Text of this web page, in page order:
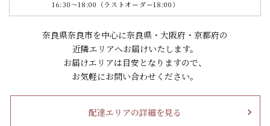
16:30～18:00（ラストオーダー18:00）
奈良県奈良市を中心に奈良県・大阪府・京都府の
近隣エリアへお届けいたします。
お届けエリアは目安となりますので、
お気軽にお問い合わせください。
配達エリアの詳細を見る